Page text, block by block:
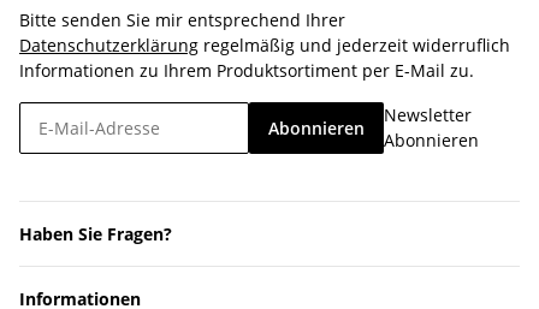
Bitte senden Sie mir entsprechend Ihrer
Datenschutzerklärung regelmäßig und jederzeit widerruflich
Informationen zu Ihrem Produktsortiment per E-Mail zu.
Abonnieren
Newsletter
Abonnieren
Haben Sie Fragen?
Informationen